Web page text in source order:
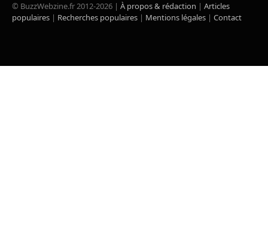
© BuzzWebzine.fr 2012-2026 | À propos & rédaction | Articles
populaires | Recherches populaires | Mentions légales | Contact